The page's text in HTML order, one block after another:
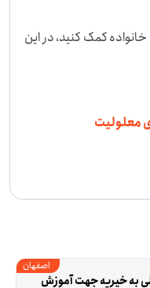
خانواده کمک کنید، در این
معلولیت
اصفهان